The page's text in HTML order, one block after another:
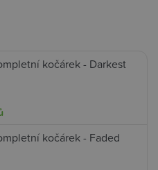
kočárek - Darkest
kočárek - Faded